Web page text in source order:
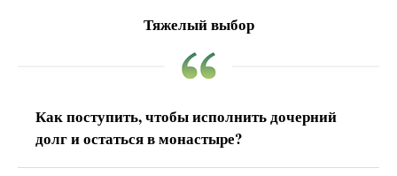
Тяжелый выбор
Как поступить, чтобы исполнить дочерний
долг и остаться в монастыре?